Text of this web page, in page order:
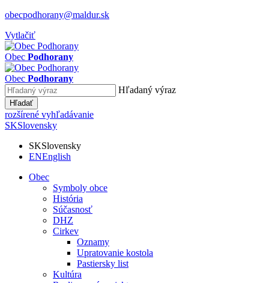
obecpodhorany@maldur.sk
Vytlačiť
Obec Podhorany
Obec Podhorany
Hľadaný výraz
Hľadať
rozšírené vyhľadávanie
SKSlovensky
SKSlovensky
ENEnglish
Obec
Symboly obce
História
Súčasnosť
DHZ
Cirkev
Oznamy
Upratovanie kostola
Pastiersky list
Kultúra